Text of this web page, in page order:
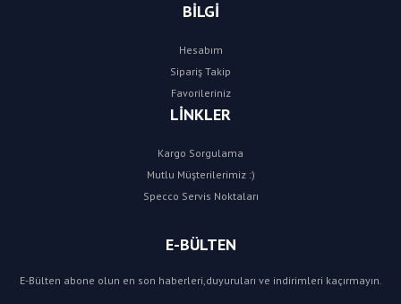
BİLGİ
Hesabım
Sipariş Takip
Favorileriniz
LİNKLER
Kargo Sorgulama
Mutlu Müşterilerimiz :)
Specco Servis Noktaları
E-BÜLTEN
E-Bülten abone olun en son haberleri,duyuruları ve indirimleri kaçırmayın.